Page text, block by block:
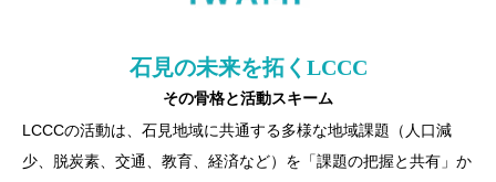
⽯⾒の未来を拓くLCCC
その⾻格と活動スキーム
LCCCの活動は、⽯⾒地域に共通する多様な地域課題（⼈⼝減
少、脱炭素、交通、教育、経済など）を「課題の把握と共有」か